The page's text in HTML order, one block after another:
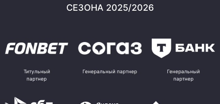
СЕЗОНА 2025/2026
Титульный
партнер
Генеральный партнер
Генеральный
партнер